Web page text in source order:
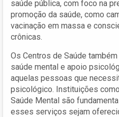
saúde pública, com foco na
promoção da saúde, como
vacinação em massa e
crônicas.
Os Centros de Saúde
saúde mental e apoio
aquelas pessoas que
psicológico. Instituições
Saúde Mental são
esses serviços sejam